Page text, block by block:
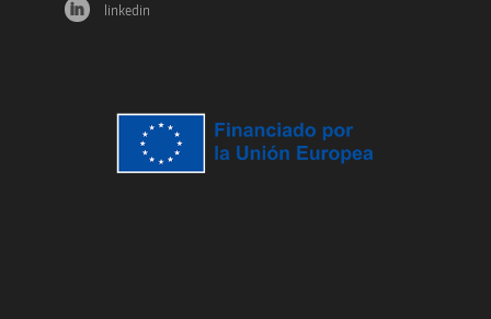
linkedin